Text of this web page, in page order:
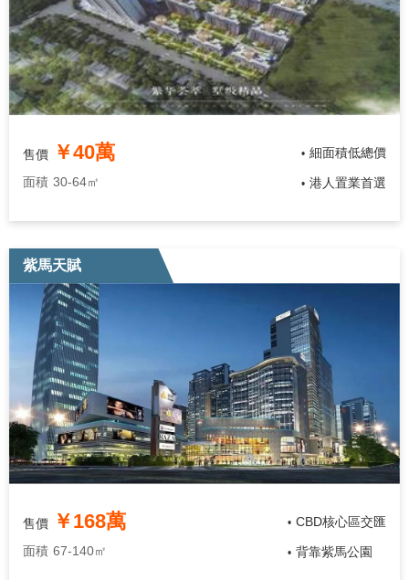
售價 ￥40萬
面積 30-64㎡
• 細面積低總價
• 港人置業首選
紫馬天賦
售價 ￥168萬
面積 67-140㎡
• CBD核心區交匯
• 背靠紫馬公園